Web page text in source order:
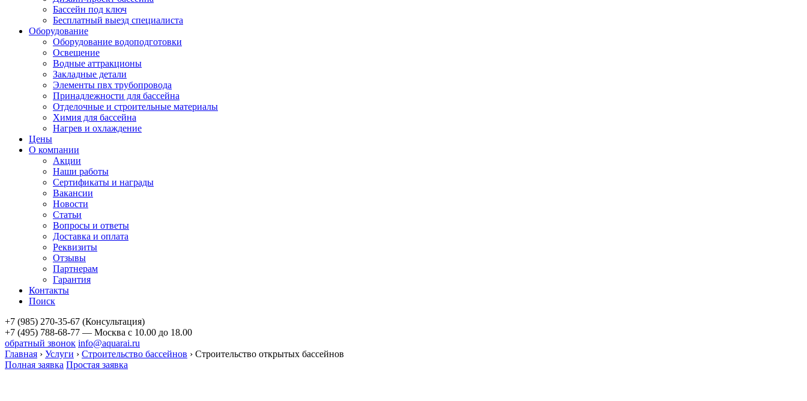
Бассейн под ключ
Бесплатный выезд специалиста
Оборудование
Оборудование водоподготовки
Освещение
Водные аттракционы
Закладные детали
Элементы пвх трубопровода
Принадлежности для бассейна
Отделочные и строительные материалы
Химия для бассейна
Нагрев и охлаждение
Цены
О компании
Акции
Наши работы
Сертификаты и награды
Вакансии
Новости
Статьи
Вопросы и ответы
Доставка и оплата
Реквизиты
Отзывы
Партнерам
Гарантия
Контакты
Поиск
+7 (985) 270-35-67 (Консультация)
+7 (495) 788-68-77 — Москва с 10.00 до 18.00
обратный звонок info@aquarai.ru
Главная › Услуги › Строительство бассейнов › Строительство открытых бассейнов
Полная заявка Простая заявка